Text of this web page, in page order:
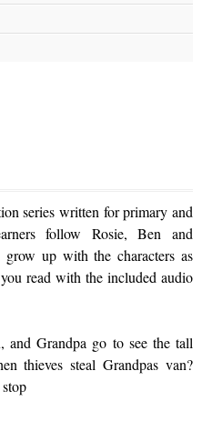
series written for primary and
follow Rosie, Ben and
grow up with the characters as
read with the included audio
Grandpa go to see the tall
thieves steal Grandpas van?